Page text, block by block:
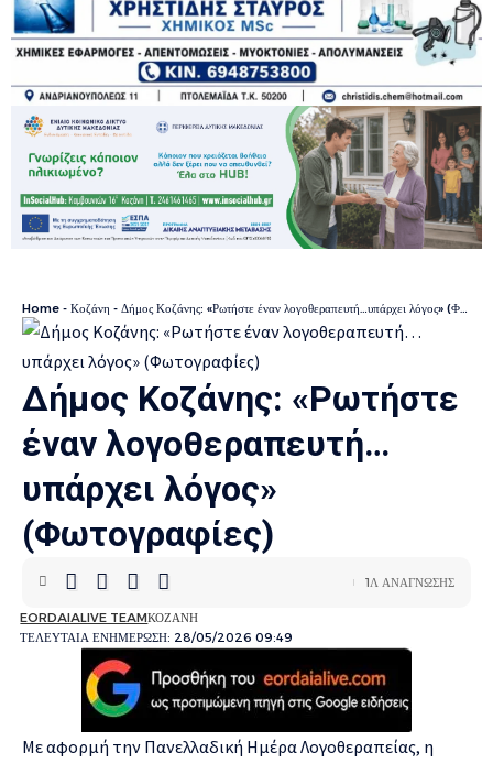
Home - Κοζάνη - Δήμος Κοζάνης: «Ρωτήστε έναν λογοθεραπευτή…υπάρχει λόγος» (Φωτογραφίες)
Δήμος Κοζάνης: «Ρωτήστε
έναν λογοθεραπευτή…
υπάρχει λόγος»
(Φωτογραφίες)
ΤΕΛΕΥΤΑΙΑ ΕΝΗΜΕΡΩΣΗ: 28/05/2026 09:49
EORDAIALIVE TEAMΚΟΖΑΝΗ
1Λ ΑΝΑΓΝΩΣΗΣ
Με αφορμή την Πανελλαδική Ημέρα Λογοθεραπείας, η